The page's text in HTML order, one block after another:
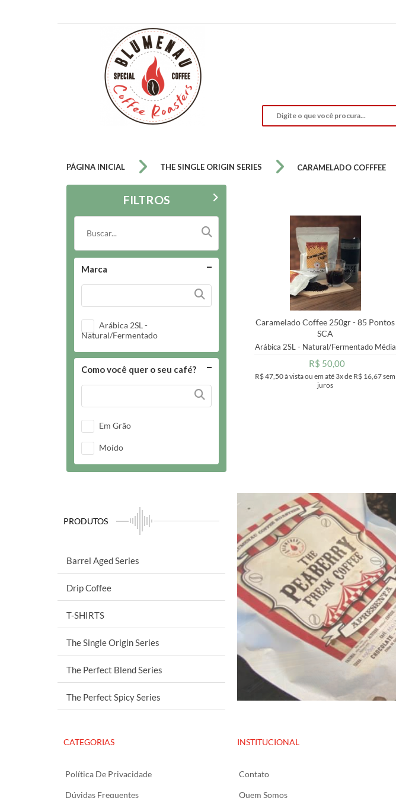
PÁGINA INICIAL THE SINGLE ORIGIN SERIES CARAMELADO COFFFEE
FILTROS
Marca
Arábica 2SL -
Natural/Fermentado
Como você quer o seu café?
Em Grão
Moído
Caramelado Coffee 250gr - 85 Pontos
SCA
Arábica 2SL - Natural/Fermentado Média
R$ 50,00
R$ 47,50à vista ou em até 3xde R$ 16,67sem
juros
PRODUTOS
Barrel Aged Series
Drip Coffee
T-SHIRTS
The Single Origin Series
The Perfect Blend Series
The Perfect Spicy Series
CATEGORIAS
Política De Privacidade
Dúvidas Frequentes
INSTITUCIONAL
Contato
Quem Somos